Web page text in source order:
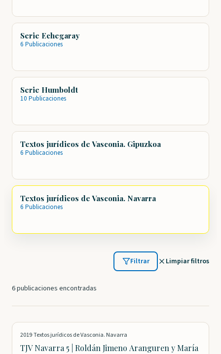
Serie Echegaray
6 Publicaciones
Serie Humboldt
10 Publicaciones
Textos jurídicos de Vasconia. Gipuzkoa
6 Publicaciones
Textos jurídicos de Vasconia. Navarra
6 Publicaciones
Filtrar Limpiar filtros
6 publicaciones encontradas
2019·Textos jurídicos de Vasconia. Navarra
TJV Navarra 5 | Roldán Jimeno Aranguren y María